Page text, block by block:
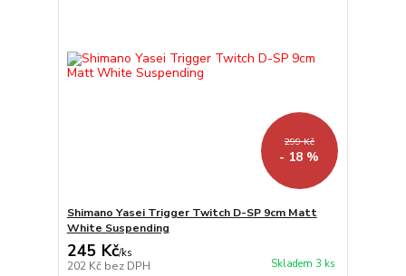
299 Kč
- 18 %
Shimano Yasei Trigger Twitch D-SP 9cm Matt
White Suspending
245 Kč/ks
202 Kč bez DPH Skladem 3 ks